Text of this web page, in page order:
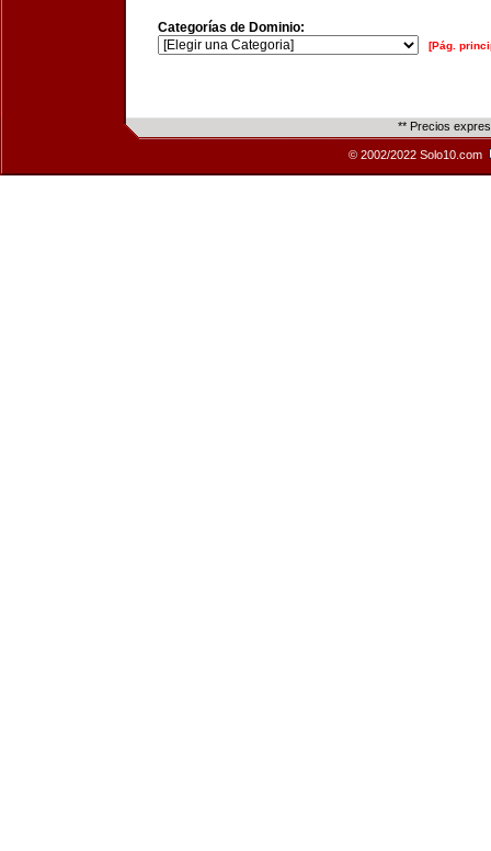
Categorías de Dominio:
[Pág.
** Precios
© 2002/2022 Solo10.com